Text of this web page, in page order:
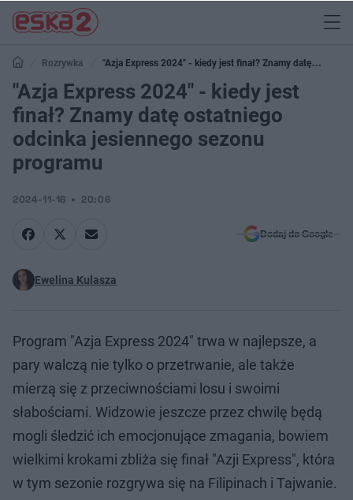
Rozrywka
"Azja Express 2024" - kiedy jest finał? Znamy datę
ostatniego odcinka jesiennego sezonu programu
"Azja Express 2024" - kiedy jest
finał? Znamy datę ostatniego
odcinka jesiennego sezonu
programu
2024-11-16 20:06
Dodaj do Google
Ewelina Kulasza
Program "Azja Express 2024" trwa w najlepsze, a
pary walczą nie tylko o przetrwanie, ale także
mierzą się z przeciwnościami losu i swoimi
słabościami. Widzowie jeszcze przez chwilę będą
mogli śledzić ich emocjonujące zmagania, bowiem
wielkimi krokami zbliża się finał "Azji Express", która
w tym sezonie rozgrywa się na Filipinach i Tajwanie.